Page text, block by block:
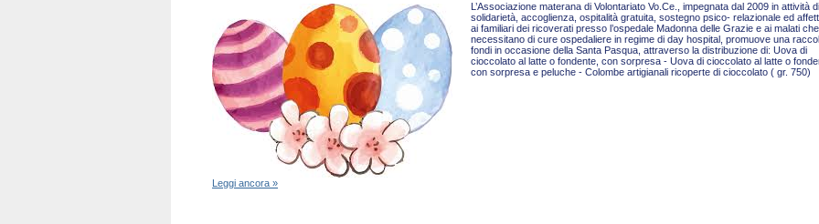
L’Associazione materana di Volontariato Vo.Ce., impegnata dal 2009 in attività di
solidarietà, accoglienza, ospitalità gratuita, sostegno psico- relazionale ed
ai familiari dei ricoverati presso l’ospedale Madonna delle Grazie e ai malati che
necessitano di cure ospedaliere in regime di day hospital, promuove una
fondi in occasione della Santa Pasqua, attraverso la distribuzione di: Uova di
cioccolato al latte o fondente, con sorpresa - Uova di cioccolato al latte o
con sorpresa e peluche - Colombe artigianali ricoperte di cioccolato ( gr. 750)
Leggi ancora »